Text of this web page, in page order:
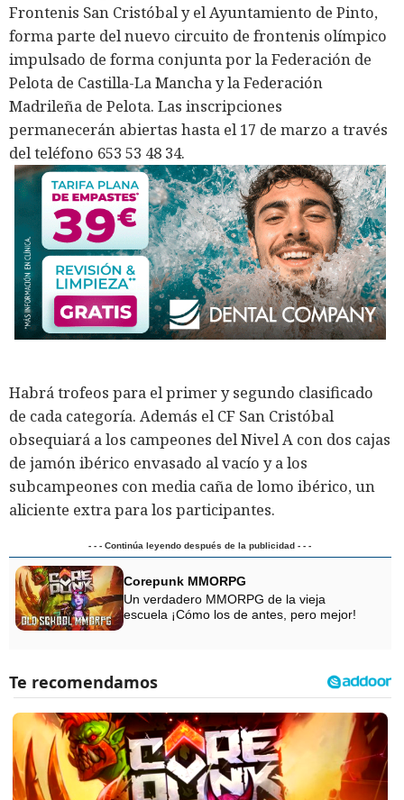
Frontenis San Cristóbal y el Ayuntamiento de Pinto,
forma parte del nuevo circuito de frontenis olímpico
impulsado de forma conjunta por la Federación de
Pelota de Castilla-La Mancha y la Federación
Madrileña de Pelota. Las inscripciones
permanecerán abiertas hasta el 17 de marzo a través
del teléfono 653 53 48 34.
Habrá trofeos para el primer y segundo clasificado
de cada categoría. Además el CF San Cristóbal
obsequiará a los campeones del Nivel A con dos cajas
de jamón ibérico envasado al vacío y a los
subcampeones con media caña de lomo ibérico, un
aliciente extra para los participantes.
- - - Continúa leyendo después de la publicidad - - -
Corepunk MMORPG
Un verdadero MMORPG de la vieja
escuela ¡Cómo los de antes, pero mejor!